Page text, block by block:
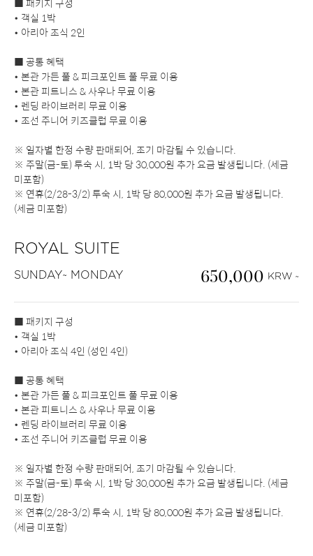
• 객실 1박
• 아리아 조식 2인
■ 공통 혜택
• 본관 가든 풀 & 피크포인트 풀 무료 이용
• 본관 피트니스 & 사우나 무료 이용
• 렌딩 라이브러리 무료 이용
• 조선 주니어 키즈클럽 무료 이용
※ 일자별 한정 수량 판매되어, 조기 마감될 수 있습니다.
※ 주말(금-토) 투숙 시, 1박 당 30,000원 추가 요금 발생됩니다. (세금
미포함)
※ 연휴(2/28-3/2) 투숙 시, 1박 당 80,000원 추가 요금 발생됩니다.
(세금 미포함)
ROYAL SUITE
SUNDAY~ MONDAY 650,000 KRW ~
■ 패키지 구성
• 객실 1박
• 아리아 조식 4인 (성인 4인)
■ 공통 혜택
• 본관 가든 풀 & 피크포인트 풀 무료 이용
• 본관 피트니스 & 사우나 무료 이용
• 렌딩 라이브러리 무료 이용
• 조선 주니어 키즈클럽 무료 이용
※ 일자별 한정 수량 판매되어, 조기 마감될 수 있습니다.
※ 주말(금-토) 투숙 시, 1박 당 30,000원 추가 요금 발생됩니다. (세금
미포함)
※ 연휴(2/28-3/2) 투숙 시, 1박 당 80,000원 추가 요금 발생됩니다.
(세금 미포함)